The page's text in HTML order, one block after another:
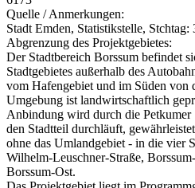
Quelle / Anmerkungen:
Stadt Emden, Statistikstelle, Stchtag:
Abgrenzung des Projektgebietes:
Der Stadtbereich Borssum befindet
Stadtgebietes außerhalb des
vom Hafengebiet und im Süden von
Umgebung ist landwirtschaftlich
Anbindung wird durch die Petkumer
den Stadtteil durchläuft,
ohne das Umlandgebiet - in die vier
Wilhelm-Leuschner-Straße,
Borssum-Ost.